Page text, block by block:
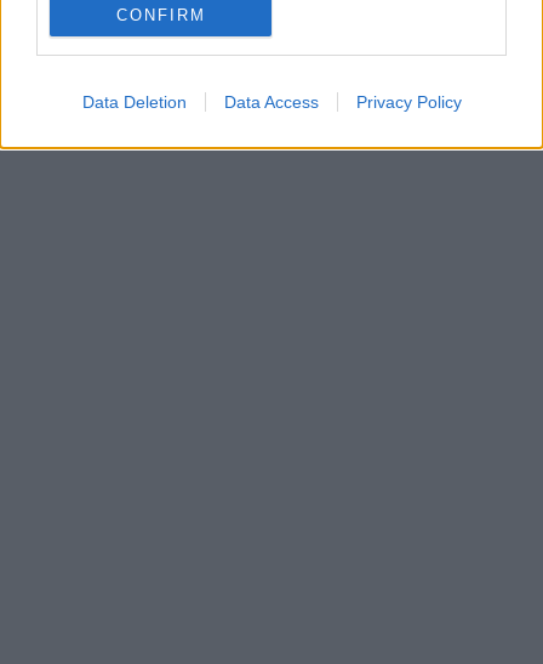
CONFIRM
Data Deletion Data Access Privacy Policy